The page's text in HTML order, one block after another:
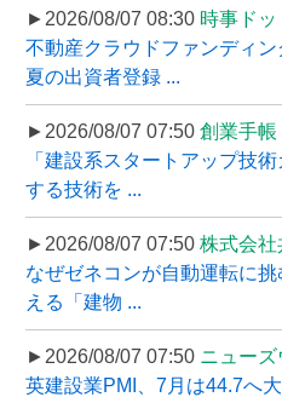
►2026/08/07 08:30 時事ドッ
不動産クラウドファンディン
夏の出資者登録 ...
►2026/08/07 07:50 創業手帳
「建設系スタートアップ技
する技術を ...
►2026/08/07 07:50 株式会社
なぜゼネコンが自動運転に
える「建物 ...
►2026/08/07 07:50 ニューズ
英建設業PMI、7月は44.7へ